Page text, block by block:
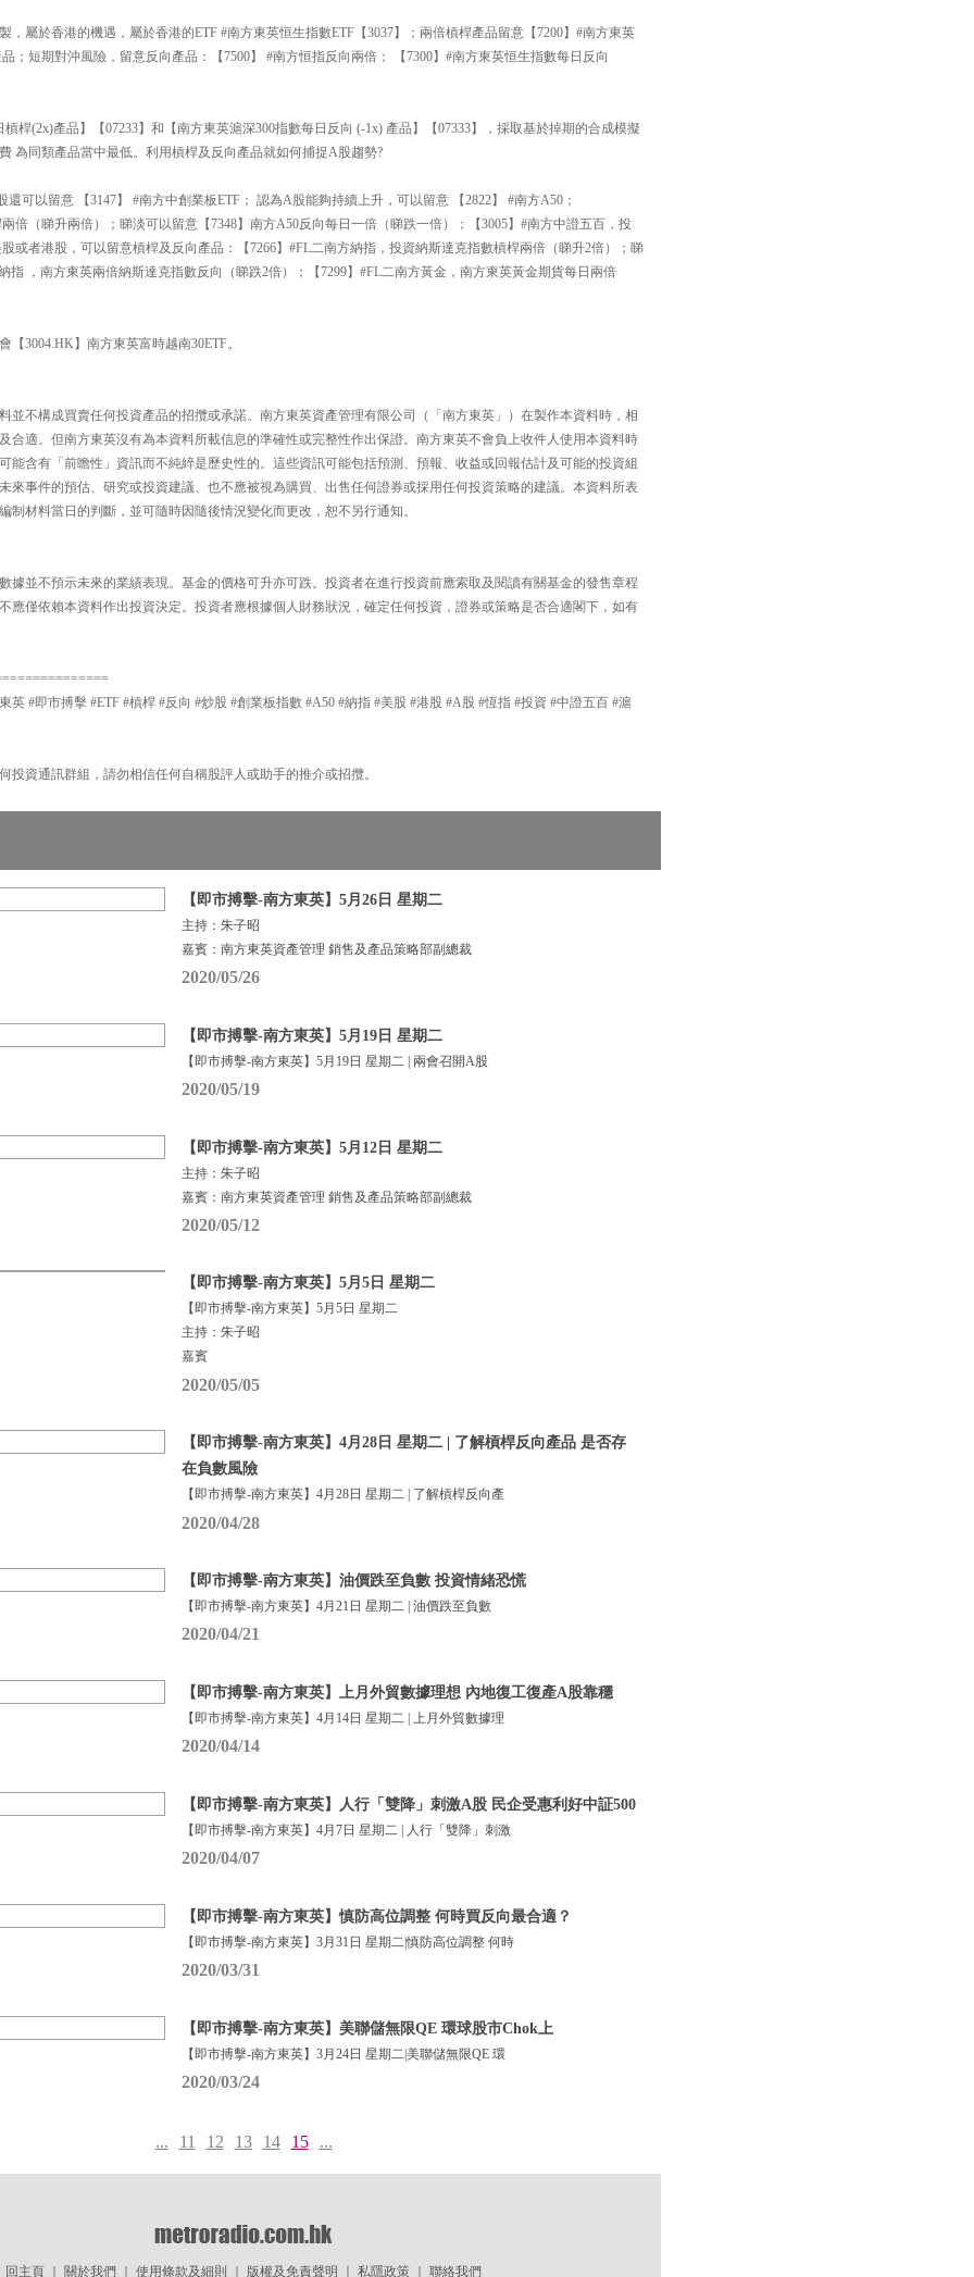
，屬於香港的機遇，屬於香港的ETF #南方東英恒生指數ETF【3037】；兩倍槓桿產品留意【7200】#南方東英
；短期對沖風險，留意反向產品：【7500】 #南方恒指反向兩倍； 【7300】#南方東英恒生指數每日反向
桿(2x)產品】【07233】和【南方東英滬深300指數每日反向 (-1x) 產品】【07333】，採取基於掉期的合成模擬
為同類產品當中最低。利用槓桿及反向產品就如何捕捉A股趨勢?
可以留意 【3147】 #南方中創業板ETF； 認為A股能夠持續上升，可以留意 【2822】 #南方A50；
倍（睇升兩倍）；睇淡可以留意【7348】南方A50反向每日一倍（睇跌一倍）；【3005】#南方中證五百，投
或者港股，可以留意槓桿及反向產品：【7266】#FL二南方納指，投資納斯達克指數槓桿兩倍（睇升2倍）；睇
指 ，南方東英兩倍納斯達克指數反向（睇跌2倍）；【7299】#FL二南方黃金，南方東英黃金期貨每日兩倍
【3004.HK】南方東英富時越南30ETF。
並不構成買賣任何投資產品的招攬或承諾。南方東英資產管理有限公司（「南方東英」）在製作本資料時，相
合適。但南方東英沒有為本資料所載信息的準確性或完整性作出保證。南方東英不會負上收件人使用本資料時
能含有「前瞻性」資訊而不純綷是歷史性的。這些資訊可能包括預測、預報、收益或回報估計及可能的投資組
來事件的預估、研究或投資建議、也不應被視為購買、出售任何證券或採用任何投資策略的建議。本資料所表
制材料當日的判斷，並可隨時因隨後情況變化而更改，恕不另行通知。
據並不預示未來的業績表現。基金的價格可升亦可跌。投資者在進行投資前應索取及閱讀有關基金的發售章程
應僅依賴本資料作出投資決定。投資者應根據個人財務狀況，確定任何投資，證券或策略是否合適閣下，如有
英 #即市搏擊 #ETF #槓桿 #反向 #炒股 #創業板指數 #A50 #納指 #美股 #港股 #A股 #恆指 #投資 #中證五百 #滬
投資通訊群組，請勿相信任何自稱股評人或助手的推介或招攬。
【即市搏擊-南方東英】5月26日 星期二
主持：朱子昭
嘉賓：南方東英資產管理 銷售及產品策略部副總裁
2020/05/26
【即市搏擊-南方東英】5月19日 星期二
【即市搏擊-南方東英】5月19日 星期二 | 兩會召開A股
2020/05/19
【即市搏擊-南方東英】5月12日 星期二
主持：朱子昭
嘉賓：南方東英資產管理 銷售及產品策略部副總裁
2020/05/12
【即市搏擊-南方東英】5月5日 星期二
【即市搏擊-南方東英】5月5日 星期二
主持：朱子昭
嘉賓
2020/05/05
【即市搏擊-南方東英】4月28日 星期二 | 了解槓桿反向產品 是否存
在負數風險
【即市搏擊-南方東英】4月28日 星期二 | 了解槓桿反向產
2020/04/28
【即市搏擊-南方東英】油價跌至負數 投資情緒恐慌
【即市搏擊-南方東英】4月21日 星期二 | 油價跌至負數
2020/04/21
【即市搏擊-南方東英】上月外貿數據理想 內地復工復產A股靠穩
【即市搏擊-南方東英】4月14日 星期二 | 上月外貿數據理
2020/04/14
【即市搏擊-南方東英】人行「雙降」刺激A股 民企受惠利好中証500
【即市搏擊-南方東英】4月7日 星期二 | 人行「雙降」刺激
2020/04/07
【即市搏擊-南方東英】慎防高位調整 何時買反向最合適？
【即市搏擊-南方東英】3月31日 星期二|慎防高位調整 何時
2020/03/31
【即市搏擊-南方東英】美聯儲無限QE 環球股市Chok上
【即市搏擊-南方東英】3月24日 星期二|美聯儲無限QE 環
2020/03/24
... 11 12 13 14 15 ...
回主頁｜ 關於我們 使用條款及細則 版權及免責聲明 私隱政策｜ 聯絡我們